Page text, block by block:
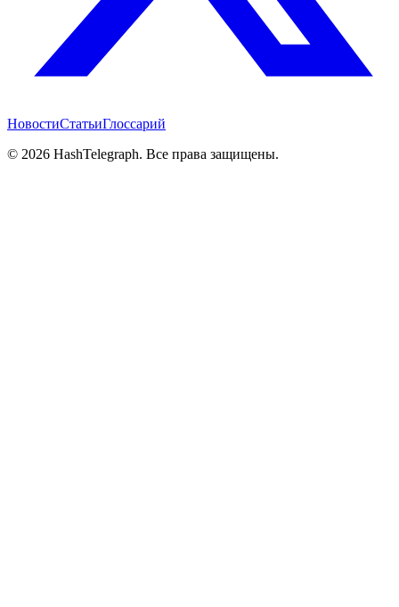
НовостиСтатьиГлоссарий
© 2026 HashTelegraph. Все права защищены.